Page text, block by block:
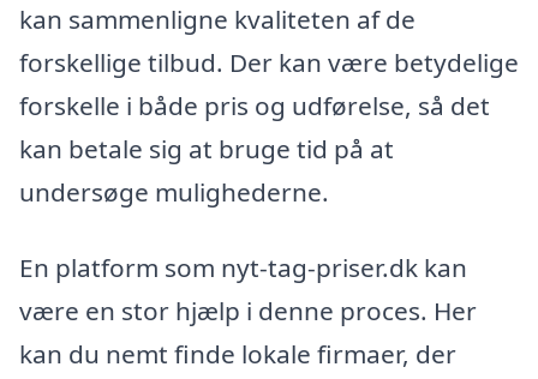
kan sammenligne kvaliteten af de
forskellige tilbud. Der kan være betydelige
forskelle i både pris og udførelse, så det
kan betale sig at bruge tid på at
undersøge mulighederne.
En platform som nyt-tag-priser.dk kan
være en stor hjælp i denne proces. Her
kan du nemt finde lokale firmaer, der